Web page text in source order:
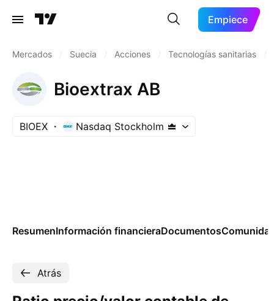
Empiece
Mercados Suecia Acciones Tecnologías sanitarias
Bioextrax AB
BIOEX Nasdaq Stockholm
ResumenInformación financieraDocumentos
Atrás